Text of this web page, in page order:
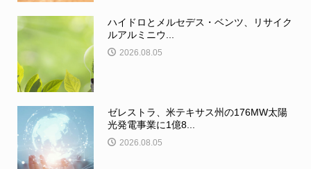
ハイドロとメルセデス・ベンツ、リサイク
ルアルミニウ...
2026.08.05
ゼレストラ、米テキサス州の176MW太陽
光発電事業に1億8...
2026.08.05